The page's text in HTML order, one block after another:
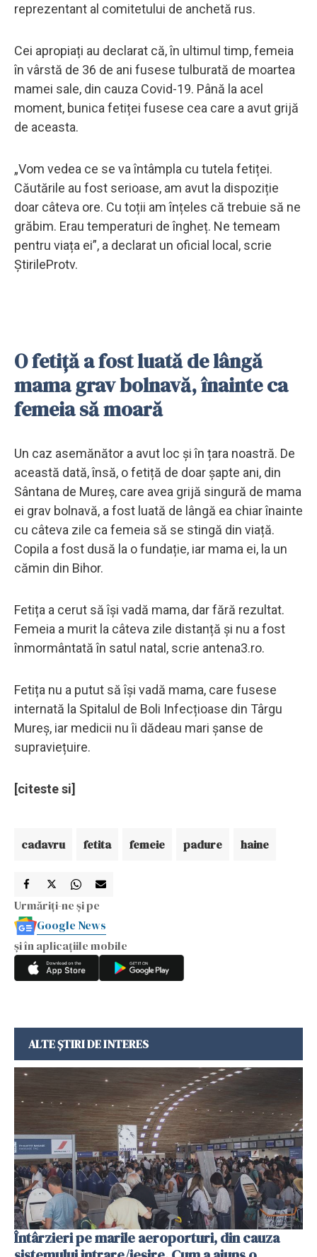
reprezentant al comitetului de anchetă rus.
Cei apropiați au declarat că, în ultimul timp, femeia
în vârstă de 36 de ani fusese tulburată de moartea
mamei sale, din cauza Covid-19. Până la acel
moment, bunica fetiței fusese cea care a avut grijă
de aceasta.
„Vom vedea ce se va întâmpla cu tutela fetiței.
Căutările au fost serioase, am avut la dispoziție
doar câteva ore. Cu toții am înțeles că trebuie să ne
grăbim. Erau temperaturi de îngheț. Ne temeam
pentru viața ei”, a declarat un oficial local, scrie
ȘtirileProtv.
O fetiță a fost luată de lângă
mama grav bolnavă, înainte ca
femeia să moară
Un caz asemănător a avut loc și în țara noastră. De
această dată, însă, o fetiță de doar șapte ani, din
Sântana de Mureș, care avea grijă singură de mama
ei grav bolnavă, a fost luată de lângă ea chiar înainte
cu câteva zile ca femeia să se stingă din viață.
Copila a fost dusă la o fundație, iar mama ei, la un
cămin din Bihor.
Fetița a cerut să își vadă mama, dar fără rezultat.
Femeia a murit la câteva zile distanță și nu a fost
înmormântată în satul natal, scrie antena3.ro.
Fetița nu a putut să își vadă mama, care fusese
internată la Spitalul de Boli Infecțioase din Târgu
Mureș, iar medicii nu îi dădeau mari șanse de
supraviețuire.
[citeste si]
cadavru fetita femeie padure haine
Urmăriți-ne și pe
Google News
și în aplicațiile mobile
ALTE ȘTIRI DE INTERES
Întârzieri pe marile aeroporturi, din cauza